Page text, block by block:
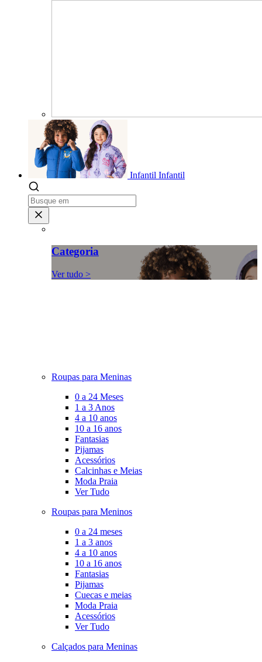
Infantil Infantil
Categoria
Ver tudo >
Roupas para Meninas
0 a 24 Meses
1 a 3 Anos
4 a 10 anos
10 a 16 anos
Fantasias
Pijamas
Acessórios
Calcinhas e Meias
Moda Praia
Ver Tudo
Roupas para Meninos
0 a 24 meses
1 a 3 anos
4 a 10 anos
10 a 16 anos
Fantasias
Pijamas
Cuecas e meias
Moda Praia
Acessórios
Ver Tudo
Calçados para Meninas